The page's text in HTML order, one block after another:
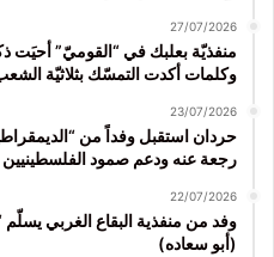
27/07/2026
منفذيّة بعلبك في “القوميّ” أحيَت
وكلمات أكدت التمسّك بثلاثيّة
23/07/2026
حردان استقبل وفداً من
رجعة عنه ودعم صمود الفلسطينيين
22/07/2026
وفد من منفذية البقاع الغربي
(أبو سعاده)